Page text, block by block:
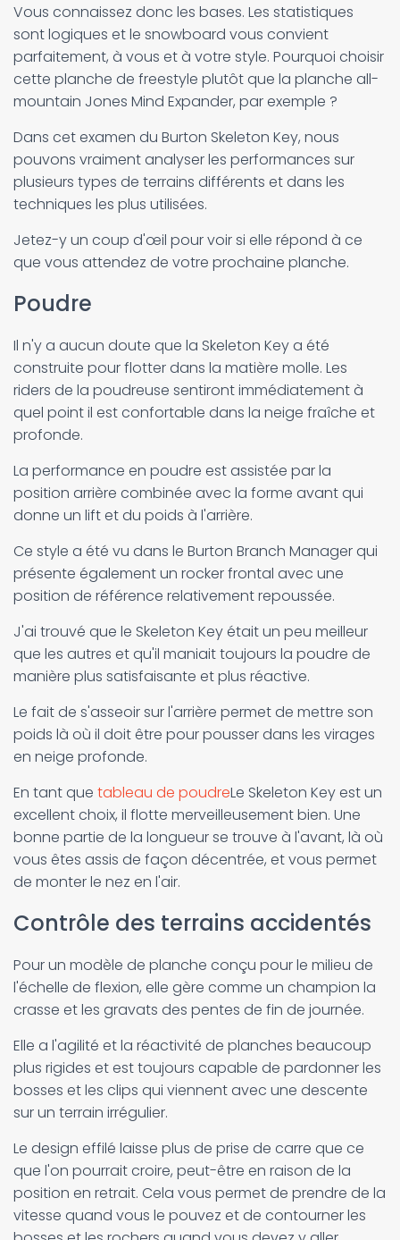
Vous connaissez donc les bases. Les statistiques
sont logiques et le snowboard vous convient
parfaitement, à vous et à votre style. Pourquoi choisir
cette planche de freestyle plutôt que la planche all-
mountain Jones Mind Expander, par exemple ?
Dans cet examen du Burton Skeleton Key, nous
pouvons vraiment analyser les performances sur
plusieurs types de terrains différents et dans les
techniques les plus utilisées.
Jetez-y un coup d'œil pour voir si elle répond à ce
que vous attendez de votre prochaine planche.
Poudre
Il n'y a aucun doute que la Skeleton Key a été
construite pour flotter dans la matière molle. Les
riders de la poudreuse sentiront immédiatement à
quel point il est confortable dans la neige fraîche et
profonde.
La performance en poudre est assistée par la
position arrière combinée avec la forme avant qui
donne un lift et du poids à l'arrière.
Ce style a été vu dans le Burton Branch Manager qui
présente également un rocker frontal avec une
position de référence relativement repoussée.
J'ai trouvé que le Skeleton Key était un peu meilleur
que les autres et qu'il maniait toujours la poudre de
manière plus satisfaisante et plus réactive.
Le fait de s'asseoir sur l'arrière permet de mettre son
poids là où il doit être pour pousser dans les virages
en neige profonde.
En tant que tableau de poudreLe Skeleton Key est un
excellent choix, il flotte merveilleusement bien. Une
bonne partie de la longueur se trouve à l'avant, là où
vous êtes assis de façon décentrée, et vous permet
de monter le nez en l'air.
Contrôle des terrains accidentés
Pour un modèle de planche conçu pour le milieu de
l'échelle de flexion, elle gère comme un champion la
crasse et les gravats des pentes de fin de journée.
Elle a l'agilité et la réactivité de planches beaucoup
plus rigides et est toujours capable de pardonner les
bosses et les clips qui viennent avec une descente
sur un terrain irrégulier.
Le design effilé laisse plus de prise de carre que ce
que l'on pourrait croire, peut-être en raison de la
position en retrait. Cela vous permet de prendre de la
vitesse quand vous le pouvez et de contourner les